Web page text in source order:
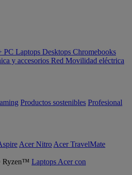
PC Laptops Desktops Chromebooks
y accesorios Red Movilidad eléctrica
Productos sostenibles Profesional
Acer Nitro Acer TravelMate
Laptops Acer con